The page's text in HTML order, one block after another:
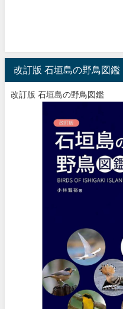
改訂版 石垣島の野鳥図鑑
改訂版 石垣島の野鳥図鑑